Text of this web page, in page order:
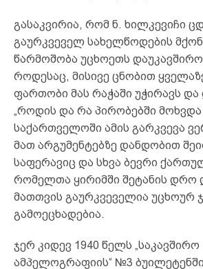
გასაკვირია, რომ ნ. ხილკევიჩი
გაურკვეველ სახელწოდების
წარმოშობა უცხოეთს
როდესაც, მისივე ცნობით
ფართობი მას რაჭაში უჭირავს და
„როდის და რა პირობებში მოხვდა
საქართველოში ამის გარკვევა
მათ არგუმენტებზე დანდობით
საფერავიც და სხვა ბევრი
რომელთა ყირიმში შეტანის დრო
მათთვის გაურკვეველია უცხოურ
გამოეცხადებია.
ჯერ კიდევ 1940 წელს „საკავშირო
ამპელოგრაფიის“ №3